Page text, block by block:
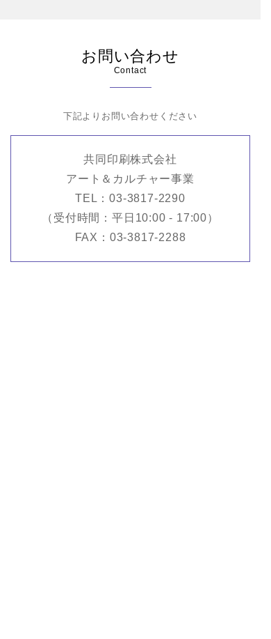
お問い合わせ
Contact
下記よりお問い合わせください
共同印刷株式会社
アート＆カルチャー事業
TEL：03-3817-2290
（受付時間：平日10:00 - 17:00）
FAX：03-3817-2288